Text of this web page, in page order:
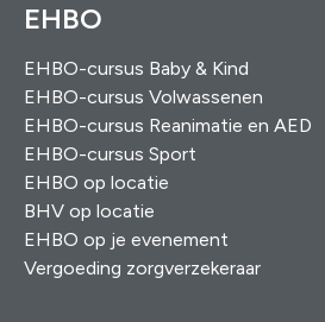
EHBO
EHBO-cursus Baby & Kind
EHBO-cursus Volwassenen
EHBO-cursus Reanimatie en AED
EHBO-cursus Sport
EHBO op locatie
BHV op locatie
EHBO op je evenement
Vergoeding zorgverzekeraar